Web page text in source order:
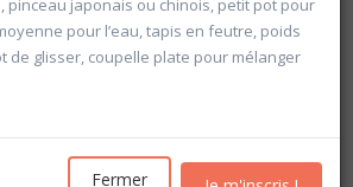
Rechercher
pinceau japonais ou chinois, petit pot pour
pour l’eau, tapis en feutre, poids
de glisser, coupelle plate pour mélanger
Fermer